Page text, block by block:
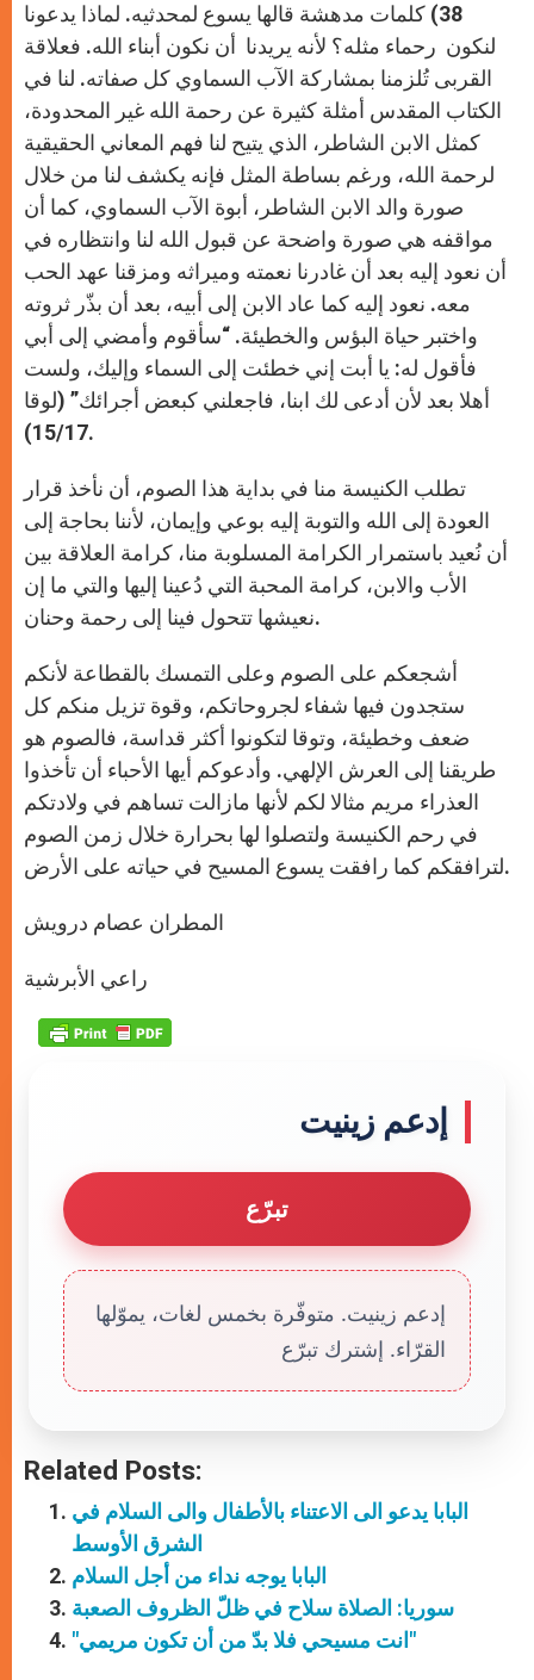
38) كلمات مدهشة قالها يسوع لمحدثيه. لماذا يدعونا
لنكون رحماء مثله؟ لأنه يريدنا أن نكون أبناء الله. فعلاقة
القربى تُلزمنا بمشاركة الآب السماوي كل صفاته. لنا في
الكتاب المقدس أمثلة كثيرة عن رحمة الله غير المحدودة،
كمثل الابن الشاطر، الذي يتيح لنا فهم المعاني الحقيقية
لرحمة الله، ورغم بساطة المثل فإنه يكشف لنا من خلال
صورة والد الابن الشاطر، أبوة الآب السماوي، كما أن
مواقفه هي صورة واضحة عن قبول الله لنا وانتظاره في
أن نعود إليه بعد أن غادرنا نعمته وميراثه ومزقنا عهد الحب
معه. نعود إليه كما عاد الابن إلى أبيه، بعد أن بذّر ثروته
واختبر حياة البؤس والخطيئة. “سأقوم وأمضي إلى أبي
فأقول له: يا أبت إني خطئت إلى السماء وإليك، ولست
أهلا بعد لأن أدعى لك ابنا، فاجعلني كبعض أجرائك” (لوقا
15/17).
تطلب الكنيسة منا في بداية هذا الصوم، أن نأخذ قرار
العودة إلى الله والتوبة إليه بوعي وإيمان، لأننا بحاجة إلى
أن نُعيد باستمرار الكرامة المسلوبة منا، كرامة العلاقة بين
الأب والابن، كرامة المحبة التي دُعينا إليها والتي ما إن
نعيشها تتحول فينا إلى رحمة وحنان.
أشجعكم على الصوم وعلى التمسك بالقطاعة لأنكم
ستجدون فيها شفاء لجروحاتكم، وقوة تزيل منكم كل
ضعف وخطيئة، وتوقا لتكونوا أكثر قداسة، فالصوم هو
طريقنا إلى العرش الإلهي. وأدعوكم أيها الأحباء أن تأخذوا
العذراء مريم مثالا لكم لأنها مازالت تساهم في ولادتكم
في رحم الكنيسة ولتصلوا لها بحرارة خلال زمن الصوم
لترافقكم كما رافقت يسوع المسيح في حياته على الأرض.
المطران عصام درويش
راعي الأبرشية
إدعم زينيت
تبرّع
إدعم زينيت. متوفّرة بخمس لغات، يموّلها
القرّاء. إشترك تبرّع
Related Posts:
البابا يدعو الى الاعتناء بالأطفال والى السلام في
الشرق الأوسط
البابا يوجه نداء من أجل السلام
سوريا: الصلاة سلاح في ظلّ الظروف الصعبة
"انت مسيحي فلا بدّ من أن تكون مريمي"